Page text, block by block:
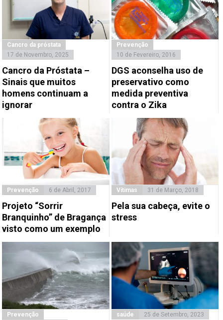
Cancro da próstata
17 de Novembro, 2025
Cancro da Próstata –
Sinais que muitos
homens continuam a
ignorar
Prevenção
10 de Fevereiro, 2016
DGS aconselha uso de
preservativo como
medida preventiva
contra o Zika
Prevenção 6 de Abril, 2017
Projeto “Sorrir
Branquinho” de Bragança
visto como um exemplo
Vítimas 31 de Março, 2018
Pela sua cabeça, evite o
stress
Prevenção
saúde 25 de Setembro, 2023